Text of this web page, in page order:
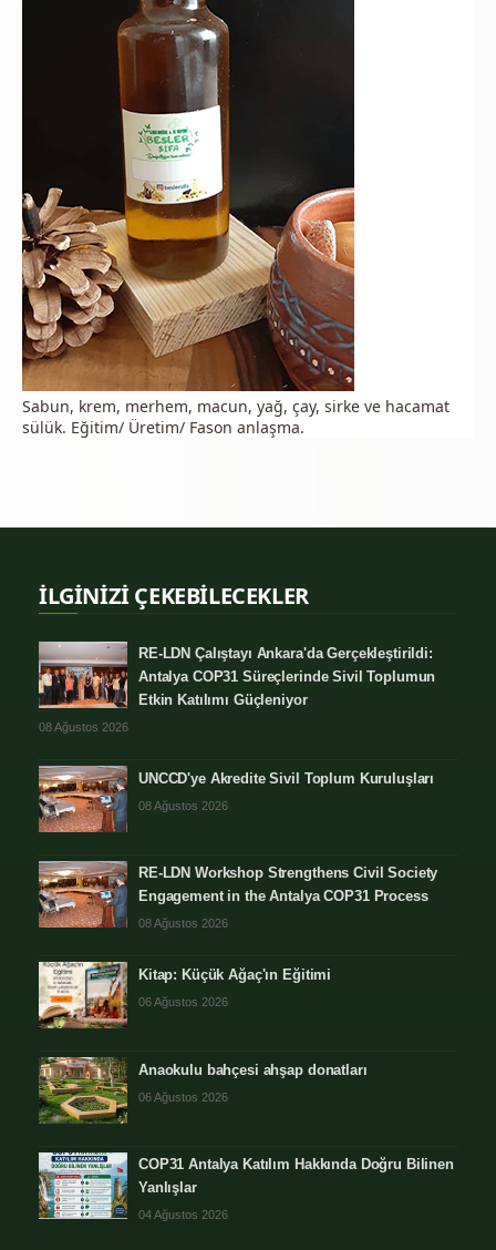
Sabun, krem, merhem, macun, yağ, çay, sirke ve hacamat
sülük. Eğitim/ Üretim/ Fason anlaşma.
İLGİNİZİ ÇEKEBİLECEKLER
RE-LDN Çalıştayı Ankara'da Gerçekleştirildi:
Antalya COP31 Süreçlerinde Sivil Toplumun
Etkin Katılımı Güçleniyor
08 Ağustos 2026
UNCCD'ye Akredite Sivil Toplum Kuruluşları
08 Ağustos 2026
RE-LDN Workshop Strengthens Civil Society
Engagement in the Antalya COP31 Process
08 Ağustos 2026
Kitap: Küçük Ağaç'ın Eğitimi
06 Ağustos 2026
Anaokulu bahçesi ahşap donatları
06 Ağustos 2026
COP31 Antalya Katılım Hakkında Doğru Bilinen
Yanlışlar
04 Ağustos 2026